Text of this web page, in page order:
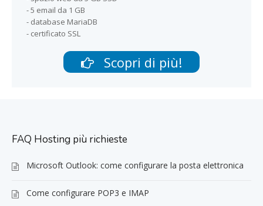
- 5 email da 1 GB
- database MariaDB
- certificato SSL
Scopri di più!
FAQ Hosting più richieste
Microsoft Outlook: come configurare la posta elettronica
Come configurare POP3 e IMAP